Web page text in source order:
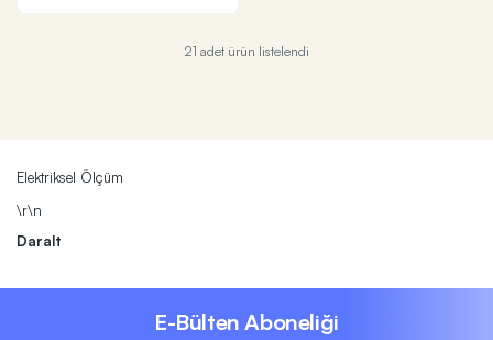
21 adet ürün listelendi
Elektriksel Ölçüm
\r\n
Daralt
E-Bülten Aboneliği